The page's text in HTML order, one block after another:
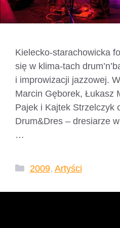
Kielecko-starachowicka
się w klima-tach
i improwizacji jazzowej.
Marcin Gęborek, Łukasz
Pajek i Kajtek Strzelczyk
Drum&Dres – dresiarze
…
Kategorie
2009, Artyści